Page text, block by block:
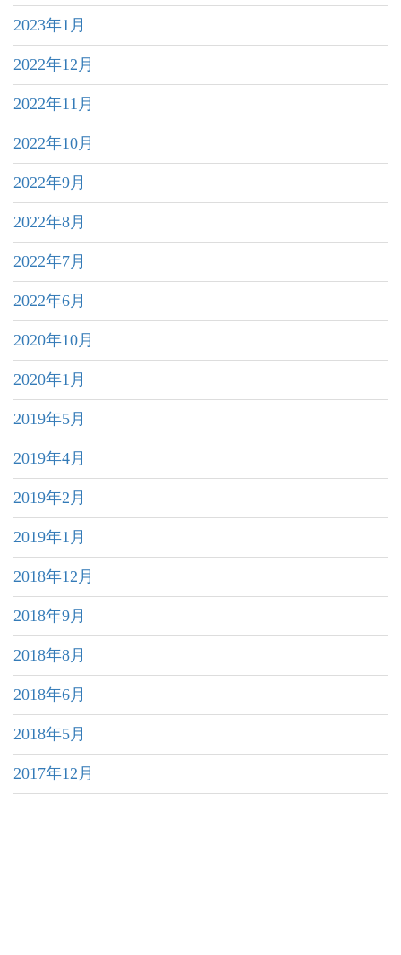
2023年1月
2022年12月
2022年11月
2022年10月
2022年9月
2022年8月
2022年7月
2022年6月
2020年10月
2020年1月
2019年5月
2019年4月
2019年2月
2019年1月
2018年12月
2018年9月
2018年8月
2018年6月
2018年5月
2017年12月